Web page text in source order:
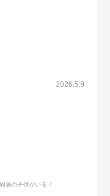
2026.5.9
同居の子供がいる